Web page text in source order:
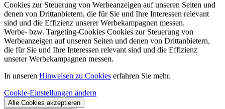
Cookies zur Steuerung von Werbeanzeigen auf unseren Seiten und
denen von Drittanbietern, die für Sie und Ihre Interessen relevant
sind und die Effizienz unserer Werbekampagnen messen.
Werbe- bzw. Targeting-Cookies Cookies zur Steuerung von
Werbeanzeigen auf unseren Seiten und denen von Drittanbietern,
die für Sie und Ihre Interessen relevant sind und die Effizienz
unserer Werbekampagnen messen.
In unseren Hinweisen zu Cookies erfahren Sie mehr.
Cookie-Einstellungen ändern
Alle Cookies akzeptieren